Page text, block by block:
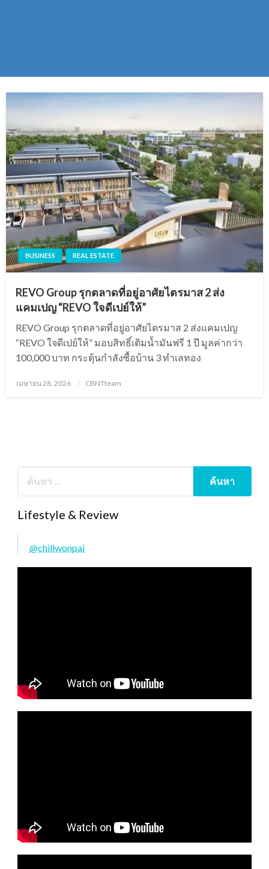
BUSINESS REAL ESTATE
REVO Group รุกตลาดที่อยู่อาศัยไตรมาส 2 ส่ง
แคมเปญ “REVO ใจดีเปย์ให้”
REVO Group รุกตลาดที่อยู่อาศัยไตรมาส 2 ส่งแคมเปญ
“REVO ใจดีเปย์ให้” มอบสิทธิ์เติมน้ำมันฟรี 1 ปี มูลค่ากว่า
100,000 บาท กระตุ้นกำลังซื้อบ้าน 3 ทำเลทอง
Posted
เมษายน 28, 2026 CBNTteam
Lifestyle & Review
@chillwonpai